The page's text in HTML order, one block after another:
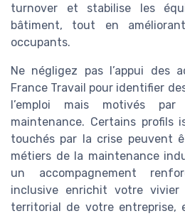
turnover et stabilise les
bâtiment, tout en
occupants.
Ne négligez pas l’appui des
France Travail pour identifier
l’emploi mais motivés
maintenance. Certains profils
touchés par la crise peuvent
métiers de la maintenance
un accompagnement
inclusive enrichit votre vivier
territorial de votre entreprise,